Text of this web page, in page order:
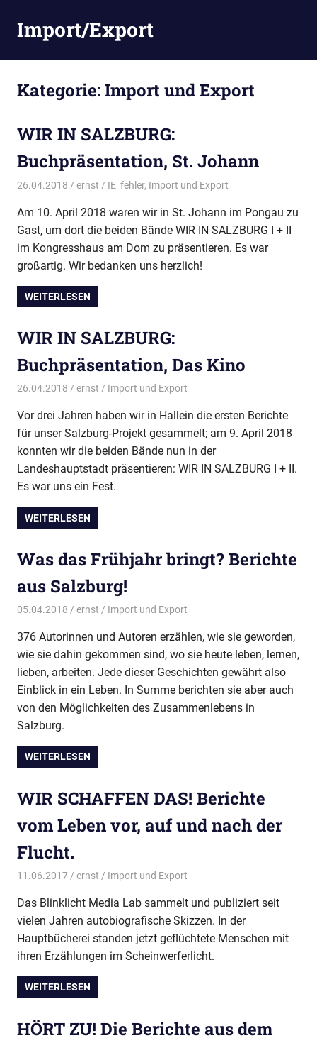
InhaltImport/Export
Kategorie:Import und Export
WIR IN SALZBURG:
Buchpräsentation, St. Johann
26.04.2018 ernst IE_fehler, Import und Export
Am 10. April 2018 waren wir in St. Johann im Pongau zu
Gast, um dort die beiden Bände WIR IN SALZBURG I + II
im Kongresshaus am Dom zu präsentieren. Es war
großartig. Wir bedanken uns herzlich!
WEITERLESEN
WIR IN SALZBURG:
Buchpräsentation, Das Kino
26.04.2018 ernst Import und Export
Vor drei Jahren haben wir in Hallein die ersten Berichte
für unser Salzburg-Projekt gesammelt; am 9. April 2018
konnten wir die beiden Bände nun in der
Landeshauptstadt präsentieren: WIR IN SALZBURG I + II.
Es war uns ein Fest.
WEITERLESEN
Was das Frühjahr bringt? Berichte
aus Salzburg!
05.04.2018 ernst Import und Export
376 Autorinnen und Autoren erzählen, wie sie geworden,
wie sie dahin gekommen sind, wo sie heute leben, lernen,
lieben, arbeiten. Jede dieser Geschichten gewährt also
Einblick in ein Leben. In Summe berichten sie aber auch
von den Möglichkeiten des Zusammen­lebens in
Salzburg.
WEITERLESEN
WIR SCHAFFEN DAS! Berichte
vom Leben vor, auf und nach der
Flucht.
11.06.2017 ernst Import und Export
Das Blinklicht Media Lab sammelt und publiziert seit
vielen Jahren autobiografische Skizzen. In der
Hauptbücherei standen jetzt geflüchtete Menschen mit
ihren Erzählungen im Scheinwerferlicht.
WEITERLESEN
HÖRT ZU! Die Berichte aus dem